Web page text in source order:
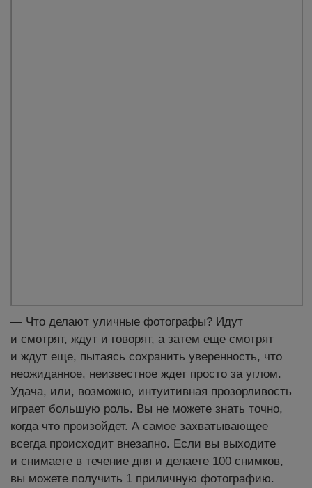
— Что делают уличные фотографы? Идут
и смотрят, ждут и говорят, а затем еще смотрят
и ждут еще, пытаясь сохранить уверенность, что
неожиданное, неизвестное ждет просто за углом.
Удача, или, возможно, интуитивная прозорливость
играет большую роль. Вы не можете знать точно,
когда что произойдет. А самое захватывающее
всегда происходит внезапно. Если вы выходите
и снимаете в течение дня и делаете 100 снимков,
вы можете получить 1 приличную фотографию.